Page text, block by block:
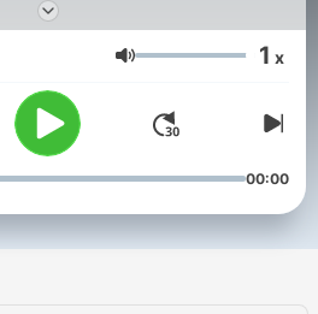
opinią publiczną. Poznaj
prowadzonych śledztw i
i
Volume 1 x
00:00